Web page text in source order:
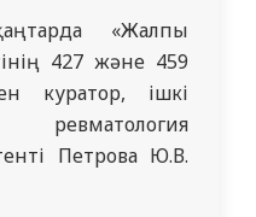
«Жалпы
427 және 459
куратор, ішкі
Петрова Ю.В.
барысында